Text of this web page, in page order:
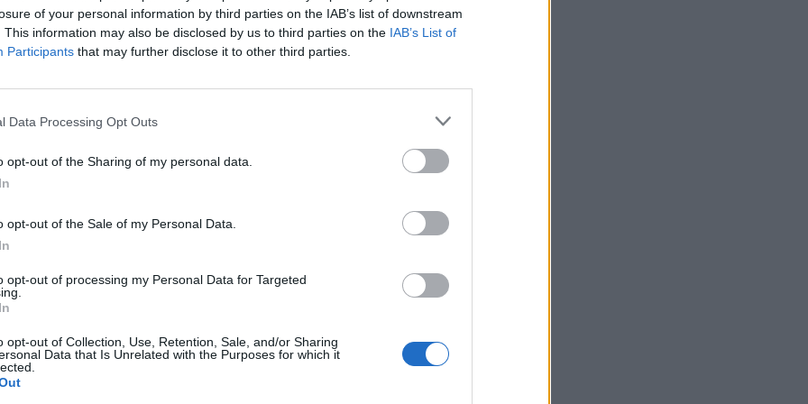
of your personal information by third parties on the IAB’s list of downstream
This information may also be disclosed by us to third parties on the IAB’s List of
Participants that may further disclose it to other third parties.
Data Processing Opt Outs
opt-out of the Sharing of my personal data.
opt-out of the Sale of my Personal Data.
opt-out of processing my Personal Data for Targeted
opt-out of Collection, Use, Retention, Sale, and/or Sharing
Data that Is Unrelated with the Purposes for which it
felértékelődtek, miután a Nomura felminősítette a szektort.
hangulat ma reggel az ázsiai börzéken, az acélgyártók részvényei haladnak az
felminősítette a szektort, és a befektetők a kereslet élénkülésében bíznak. Kína
ország is állami beruházásokat tervez...
portfolio.hu hírarchívumához tartozik, melynek olvasása előfizetéses
tartalmazza:
cikkarchívum
elmúlt 2 év napon belüli
Előfizetés